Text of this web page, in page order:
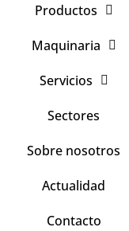
Productos
Maquinaria
Servicios
Sectores
Sobre nosotros
Actualidad
Contacto